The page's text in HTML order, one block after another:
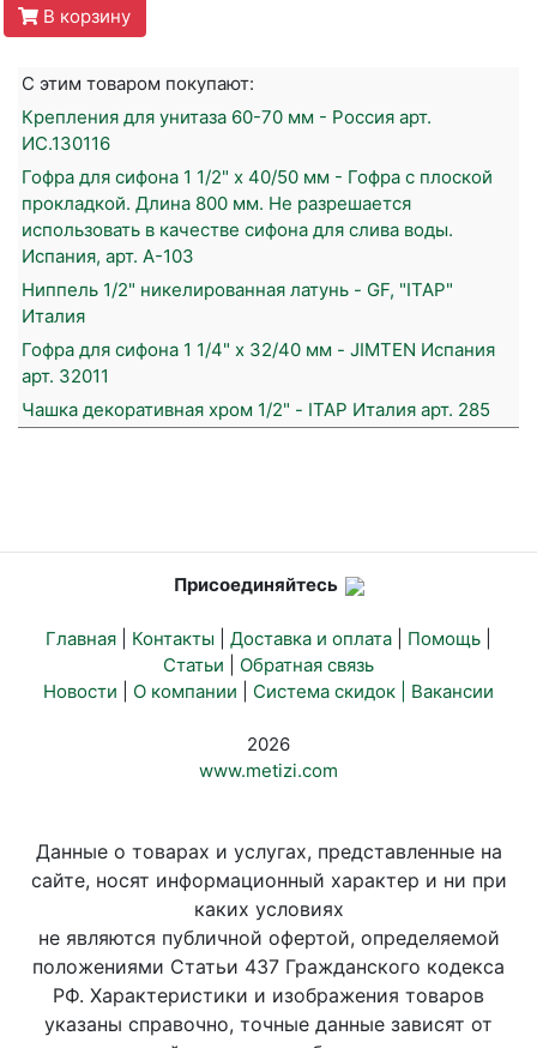
В корзину
С этим товаром покупают:
Крепления для унитаза 60-70 мм - Россия арт.
ИС.130116
Гофра для сифона 1 1/2" х 40/50 мм - Гофра с плоской
прокладкой. Длина 800 мм. Не разрешается
использовать в качестве сифона для слива воды.
Испания, арт. А-103
Ниппель 1/2" никелированная латунь - GF, "ITAP"
Италия
Гофра для сифона 1 1/4" х 32/40 мм - JIMTEN Испания
арт. 32011
Чашка декоративная хром 1/2" - ITAP Италия арт. 285
Присоединяйтесь
Главная Контакты Доставка и оплата Помощь
Статьи
Обратная связь
Новости
О компании Система скидок | Вакансии
2026
www.metizi.com
Данные о товарах и услугах, представленные на
сайте, носят информационный характер и ни при
каких условиях
не являются публичной офертой, определяемой
положениями Статьи 437 Гражданского кодекса
РФ. Характеристики и изображения товаров
указаны справочно, точные данные зависят от